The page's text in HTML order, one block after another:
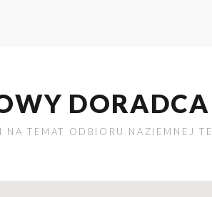
DORADCA
TEMAT ODBIORU NAZIEMNEJ